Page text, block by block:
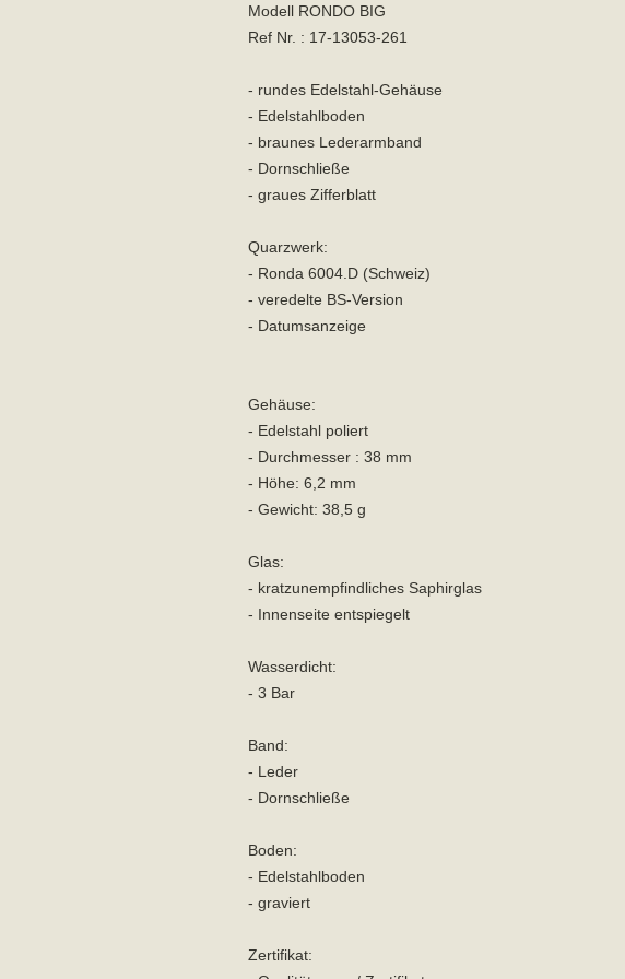
Modell RONDO BIG
Ref Nr. : 17-13053-261
- rundes Edelstahl-Gehäuse
- Edelstahlboden
- braunes Lederarmband
- Dornschließe
- graues Zifferblatt
Quarzwerk:
- Ronda 6004.D (Schweiz)
- veredelte BS-Version
- Datumsanzeige
Gehäuse:
- Edelstahl poliert
- Durchmesser : 38 mm
- Höhe: 6,2 mm
- Gewicht: 38,5 g
Glas:
- kratzunempfindliches Saphirglas
- Innenseite entspiegelt
Wasserdicht:
- 3 Bar
Band:
- Leder
- Dornschließe
Boden:
- Edelstahlboden
- graviert
Zertifikat: